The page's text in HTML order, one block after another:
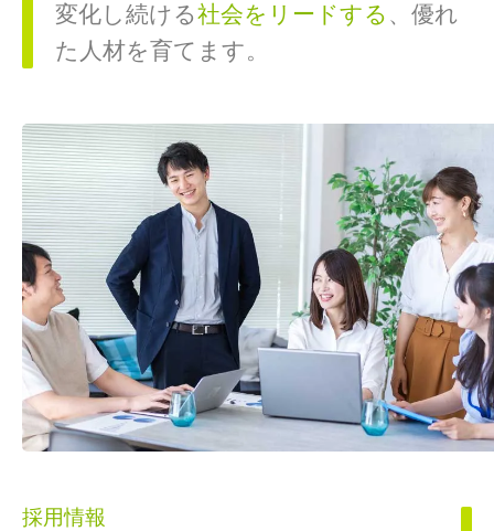
変化し続ける社会をリードする 、 優れ
た人材を育てます。
採用情報